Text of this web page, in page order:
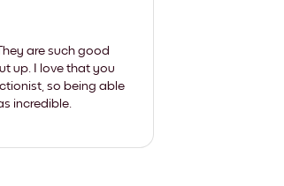
are such good
up. I love that you
so being able
incredible.